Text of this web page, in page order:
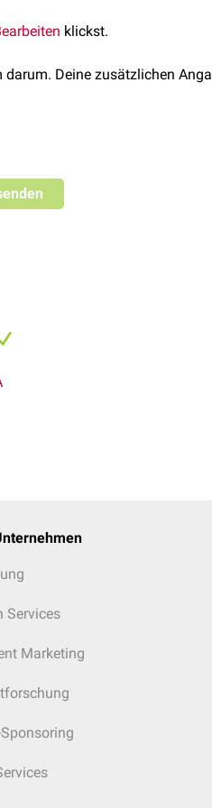
Marker wie
STK11.
. In frühen Stadien kann
PD-L1-Expression aufweist, was
klickst.
Deine zusätzlichen
Services
Marketing
Sponsoring